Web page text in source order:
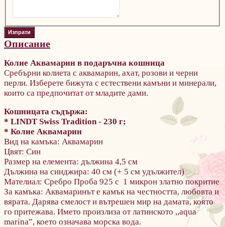
Описание
Колие Аквамарин в подаръчна кошница
Сребърни колиета с аквамарин, ахат, розови и черни
перли. Изберете бижута с естествени камъни и минерали,
които са предпочитат от младите дами.
Кошницата съдържа:
* LINDT Swiss Tradition - 230 г;
* Колие Аквамарин
Вид на камъка: Аквамарин
Цвят: Син
Размер на елемента: дължина 4,5 см
Дължина на синджира: 40 см (+ 5 см удължител)
Мателиал: Сребро Проба 925 с 1 микрон златно покритие
За камъка: Аквамаринът е камък на честността, любовта и
вярата. Дарява смелост и вътрешен мир на дамата, която
го притежава. Името произлиза от латинското ,,aqua
marina”, което означава морска вода.